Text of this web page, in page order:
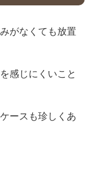
がなくても放置
感じにくいこと
ースも珍しくあ